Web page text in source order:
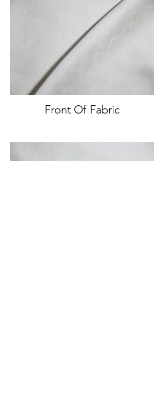
Front Of Fabric